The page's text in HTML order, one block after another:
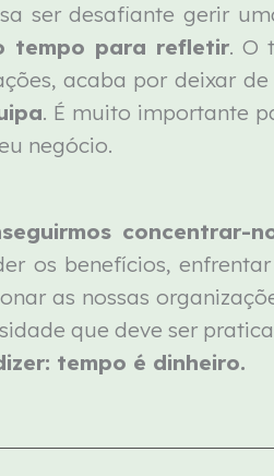
ser desafiante gerir
tempo para refletir. O
acaba por deixar
. É muito importante
negócio.
concentrar-
os benefícios,
as nossas
que deve ser
tempo é dinheiro.